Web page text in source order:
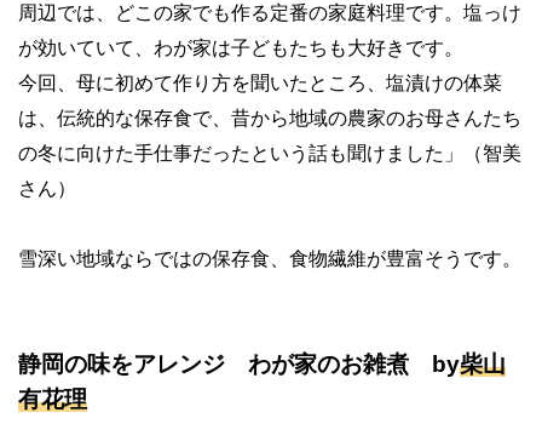
周辺では、どこの家でも作る定番の家庭料理です。塩っけ
が効いていて、わが家は子どもたちも大好きです。
今回、母に初めて作り方を聞いたところ、塩漬けの体菜
は、伝統的な保存食で、昔から地域の農家のお母さんたち
の冬に向けた手仕事だったという話も聞けました」（智美
さん）
雪深い地域ならではの保存食、食物繊維が豊富そうです。
静岡の味をアレンジ わが家のお雑煮 by柴山
有花理